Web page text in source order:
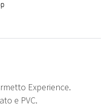
Experience.
e PVC.